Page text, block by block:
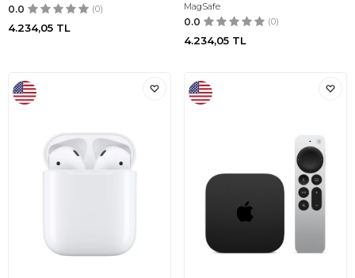
0.0 (0)
4.234,05 TL
MagSafe
0.0 (0)
4.234,05 TL